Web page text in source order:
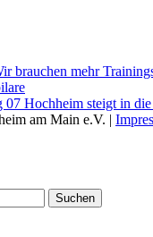
brauchen mehr
07 Hochheim steigt in
am Main e.V. |
Suchen